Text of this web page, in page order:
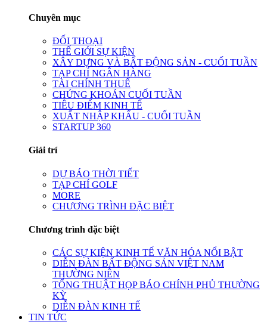
Chuyên mục
ĐỐI THOẠI
THẾ GIỚI SỰ KIỆN
XÂY DỰNG VÀ BẤT ĐỘNG SẢN - CUỐI TUẦN
TẠP CHÍ NGÂN HÀNG
TÀI CHÍNH THUẾ
CHỨNG KHOÁN CUỐI TUẦN
TIÊU ĐIỂM KINH TẾ
XUẤT NHẬP KHẨU - CUỐI TUẦN
STARTUP 360
Giải trí
DỰ BÁO THỜI TIẾT
TẠP CHÍ GOLF
MORE
CHƯƠNG TRÌNH ĐẶC BIỆT
Chương trình đặc biệt
CÁC SỰ KIỆN KINH TẾ VĂN HÓA NỔI BẬT
DIỄN ĐÀN BẤT ĐỘNG SẢN VIỆT NAM
THƯỜNG NIÊN
TỔNG THUẬT HỌP BÁO CHÍNH PHỦ THƯỜNG
KỲ
DIỄN ĐÀN KINH TẾ
TIN TỨC